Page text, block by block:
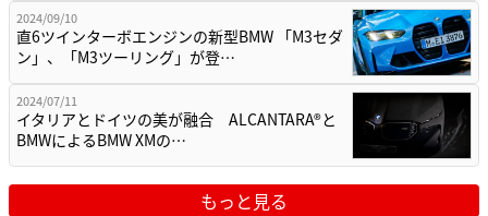
2024/09/10
直6ツインターボエンジンの新型BMW 「M3セダ
ン」、「M3ツーリング」が登…
2024/07/11
イタリアとドイツの美が融合 ALCANTARA®と
BMWによるBMW XMの…
もっと見る